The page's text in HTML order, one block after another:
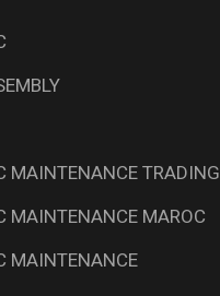
MAINTENANCE TRADING
MAINTENANCE MAROC
MAINTENANCE